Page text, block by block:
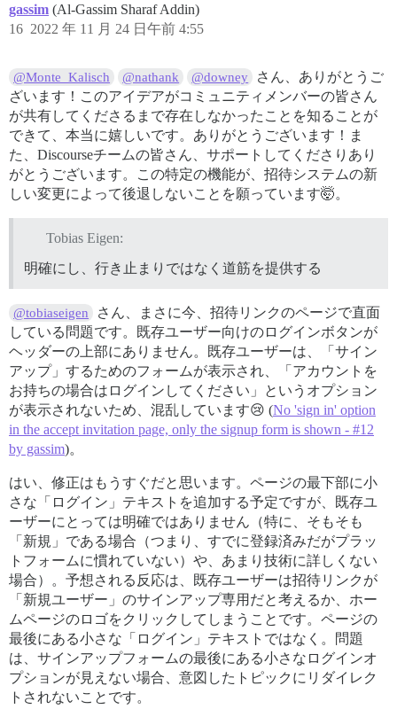
gassim (Al-Gassim Sharaf Addin)
2022 年 11 月 24 日午前 4:55
16
@Monte_Kalisch @nathank @downey
さん、ありがとうご
ざいます！このアイデアがコミュニティメンバーの皆さん
が共有してくださるまで存在しなかったことを知ることが
できて、本当に嬉しいです。ありがとうございます！ま
た、Discourseチームの皆さん、サポートしてくださりあり
がとうございます。この特定の機能が、招待システムの新
しい変更によって後退しないことを願っています🤯。
Tobias Eigen:
明確にし、行き止まりではなく道筋を提供する
@tobiaseigen
さん、まさに今、招待リンクのページで直面
している問題です。既存ユーザー向けのログインボタンが
ヘッダーの上部にありません。既存ユーザーは、「サイン
アップ」するためのフォームが表示され、「アカウントを
お持ちの場合はログインしてください」というオプション
が表示されないため、混乱しています😢 (No 'sign in' option
in the accept invitation page, only the signup form is shown - #12
by gassim)。
はい、修正はもうすぐだと思います。ページの最下部に小
さな「ログイン」テキストを追加する予定ですが、既存ユ
ーザーにとっては明確ではありません（特に、そもそも
「新規」である場合（つまり、すでに登録済みだがプラッ
トフォームに慣れていない）や、あまり技術に詳しくない
場合）。予想される反応は、既存ユーザーは招待リンクが
「新規ユーザー」のサインアップ専用だと考えるか、ホー
ムページのロゴをクリックしてしまうことです。ページの
最後にある小さな「ログイン」テキストではなく。問題
は、サインアップフォームの最後にある小さなログインオ
プションが見えない場合、意図したトピックにリダイレク
トされないことです。